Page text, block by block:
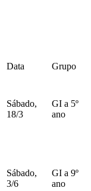
Data Grupo
Sábado,
18/3
GI a 5º
ano
Sábado,
3/6
GI a 9º
ano